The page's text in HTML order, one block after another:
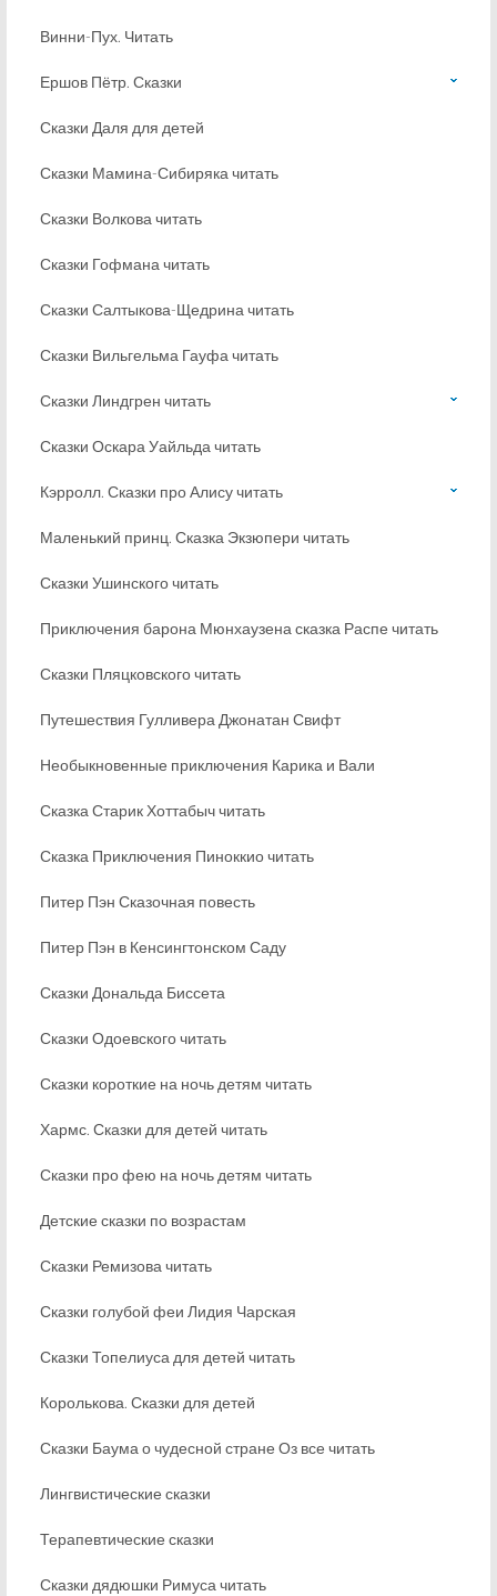
Винни-Пух. Читать
Ершов Пётр. Сказки
Сказки Даля для детей
Сказки Мамина-Сибиряка читать
Сказки Волкова читать
Сказки Гофмана читать
Сказки Салтыкова-Щедрина читать
Сказки Вильгельма Гауфа читать
Сказки Линдгрен читать
Сказки Оскара Уайльда читать
Кэрролл. Сказки про Алису читать
Маленький принц. Сказка Экзюпери читать
Сказки Ушинского читать
Приключения барона Мюнхаузена сказка Распе читать
Сказки Пляцковского читать
Путешествия Гулливера Джонатан Свифт
Необыкновенные приключения Карика и Вали
Сказка Старик Хоттабыч читать
Сказка Приключения Пиноккио читать
Питер Пэн Сказочная повесть
Питер Пэн в Кенсингтонском Саду
Сказки Дональда Биссета
Сказки Одоевского читать
Сказки короткие на ночь детям читать
Хармс. Сказки для детей читать
Сказки про фею на ночь детям читать
Детские сказки по возрастам
Сказки Ремизова читать
Сказки голубой феи Лидия Чарская
Сказки Топелиуса для детей читать
Королькова. Сказки для детей
Сказки Баума о чудесной стране Оз все читать
Лингвистические сказки
Терапевтические сказки
Сказки дядюшки Римуса читать